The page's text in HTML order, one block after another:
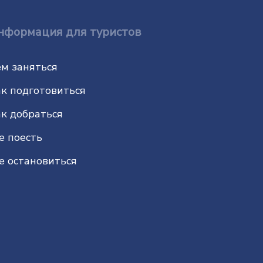
для туристов
заняться
подготовиться
добраться
поесть
остановиться